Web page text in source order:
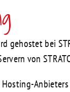
gehostet bei
von